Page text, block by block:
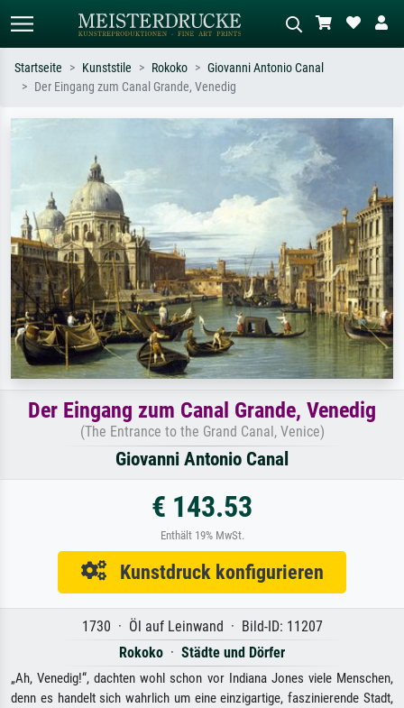
Suchen Sie nach Künstlern, Werktiteln
Sternennacht, Impressionismus, Welle
Hokusai, Akt.
Beschreiben Sie die Szene – z.B. Grüne
Wiese, Abstrakt mit viel Rot, Dunkles
Ölgemälde, Stehender Akt neben einem
Baum.
Startseite Kunststile Rokoko
Giovanni Antonio Canal
Der Eingang zum Canal Grande, Venedig
Der Eingang zum Canal Grande, Venedig
(The Entrance to the Grand Canal, Venice)
Giovanni Antonio Canal
€ 143.53
Enthält 19% MwSt.
Kunstdruck konfigurieren
1730 · Öl auf Leinwand · Bild-ID: 11207
Rokoko · Städte und Dörfer
„Ah, Venedig!“, dachten wohl schon vor Indiana Jones viele Menschen,
denn es handelt sich wahrlich um eine einzigartige, faszinierende Stadt,